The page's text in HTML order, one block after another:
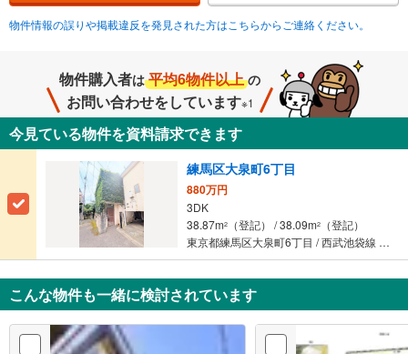
物件情報の誤りや掲載違反を発見された方はこちらからご連絡ください。
物件購入者は 平均6物件以上 の
お問い合わせをしています※1
今見ている物件を資料請求できます
練馬区大泉町6丁目
880万円
3DK
38.87m2 （登記） / 38.09m2
（登記）
東京都練馬区大泉町6丁目 / 西武池袋線 「大泉学園」駅 徒歩15分
こんな物件も一緒に検討されています